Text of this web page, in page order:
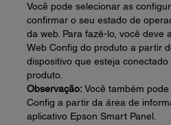
Você pode selecionar as
confirmar o seu estado de
da web. Para fazê-lo, você deve
Web Config do produto a partir
dispositivo que esteja
produto.
Observação:Você também
Config a partir da área de
aplicativo Epson Smart Panel.